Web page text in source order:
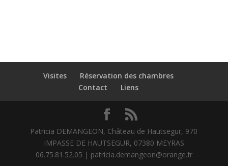
Visites
Réservation des chambres
Contact
Liens
Patricia DEMANGEON, Château de Hautsegur, 970
IMPASSE DE HAUTSEGUR, 07380 MEYRAS
06.75.81.52.05 | patricia.demangeon@orange.fr